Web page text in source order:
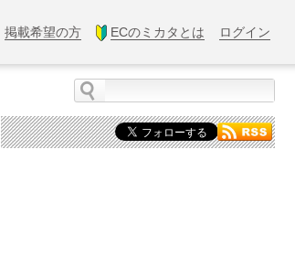
掲載希望の方 ECのミカタとは ログイン